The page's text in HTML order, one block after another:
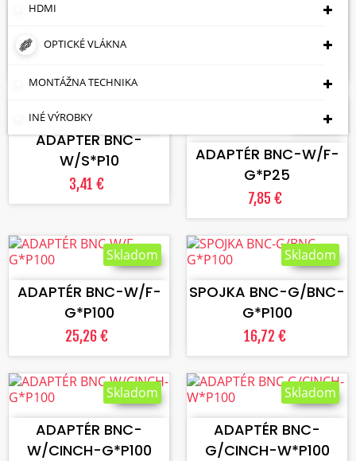
HDMI
OPTICKÉ VLÁKNA
MONTÁŽNA TECHNIKA
INÉ VÝROBKY
ADAPTÉR BNC-
W/CINCH-W
ROZBOČOVAČ BNC-
ADAPTÉR BNC-
W/S*P10
3,41 €
ADAPTÉR BNC-W/F-
G*P25
7,85 €
Skladom
VLOŽIŤ DO KOŠÍKA
ADAPTÉR BNC-W/F-
G*P100
25,26 €
Skladom VLOŽIŤ DO KOŠÍKA
SPOJKA BNC-G/BNC-
G*P100
16,72 €
Skladom
VLOŽIŤ DO KOŠÍKA
ADAPTÉR BNC-
W/CINCH-G*P100
Skladom VLOŽIŤ DO KOŠÍKA
ADAPTÉR BNC-
G/CINCH-W*P100
Skladom